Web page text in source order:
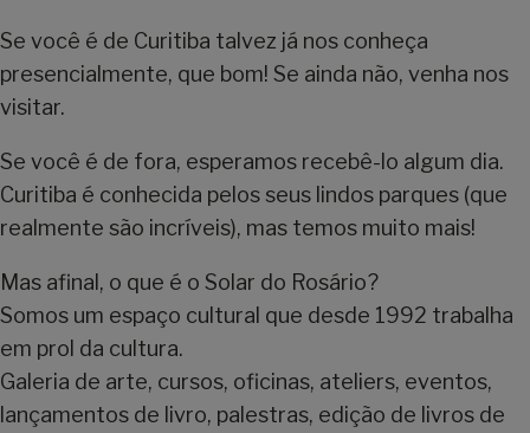
Se você é de Curitiba talvez já nos conheça
presencialmente, que bom! Se ainda não, venha nos
visitar.
Se você é de fora, esperamos recebê-lo algum dia.
Curitiba é conhecida pelos seus lindos parques (que
realmente são incríveis), mas temos muito mais!
Mas afinal, o que é o Solar do Rosário?
Somos um espaço cultural que desde 1992 trabalha
em prol da cultura.
Galeria de arte, cursos, oficinas, ateliers, eventos,
lançamentos de livro, palestras, edição de livros de